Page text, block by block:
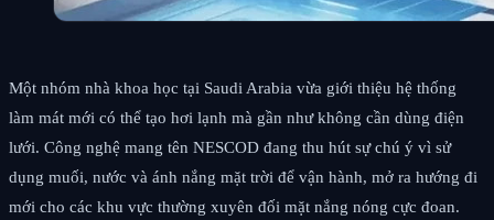
Một nhóm nhà khoa học tại Saudi Arabia vừa giới thiệu hệ thống
làm mát mới có thể tạo hơi lạnh mà gần như không cần dùng điện
lưới. Công nghệ mang tên NESCOD đang thu hút sự chú ý vì sử
dụng muối, nước và ánh nắng mặt trời để vận hành, mở ra hướng đi
mới cho các khu vực thường xuyên đối mặt nắng nóng cực đoan.